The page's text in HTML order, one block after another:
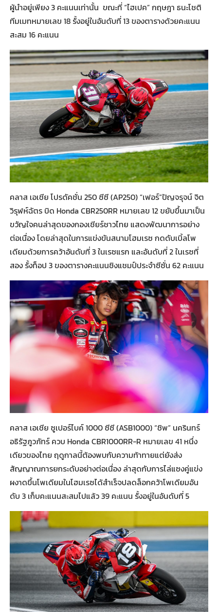
ผู้นำอยู่เพียง 3 คะแนนเท่านั้น ขณะที่ “ไฮเปค” กฤษฎา ธนะโชติ
ทีมเมทหมายเลข 18 รั้งอยู่ในอันดับที่ 13 ของตารางด้วยคะแนน
สะสม 16 คะแนน
คลาส เอเชีย โปรดัคชั่น 250 ซีซี (AP250) “เฟอร์”ปัญจรุจน์ จิต
วิรุฬห์ฉัตร บิด Honda CBR250RR หมายเลข 12 ขยับขึ้นมาเป็น
ขวัญใจคนล่าสุดของกองเชียร์ชาวไทย แสดงพัฒนาการอย่าง
ต่อเนื่อง โดยล่าสุดในการแข่งขันสนามโฮมเรซ กดดับเบิ้ลโพ
เดียมด้วยการคว้าอันดับที่ 3 ในเรซแรก และอันดับที่ 2 ในเรซที่
สอง รั้งท็อป 3 ของตารางคะแนนชิงแชมป์ประจำซีซั่น 62 คะแนน
คลาส เอเชีย ซูเปอร์ไบค์ 1000 ซีซี (ASB1000) “ชิพ” นครินทร์
อธิรัฐภูวภัทร์ ควบ Honda CBR1000RR-R หมายเลข 41 หนึ่ง
เดียวของไทย ฤดูกาลนี้ต้องพบกับความท้าทายแต่ยังส่ง
สัญญาณการยกระดับอย่างต่อเนื่อง ล่าสุดกับการไล่แซงคู่แข่ง
ผงาดขึ้นโพเดียมในโฮมเรซได้สำเร็จปลดล็อกคว้าโพเดียมอัน
ดับ 3 เก็บคะแนนสะสมไปแล้ว 39 คะแนน รั้งอยู่ในอันดับที่ 5